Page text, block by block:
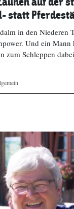
statt
in den Niederen
Und ein Mann
zum Schleppen